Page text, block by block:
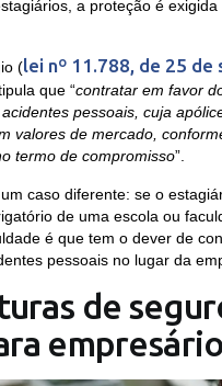
a proteção é exigida
(lei nº 11.788, de 25 de
que “contratar em favor
pessoais, cuja
valores de mercado,
termo de compromisso”.
caso diferente: se o
de uma escola ou
é que tem o dever de
pessoais no lugar da
de